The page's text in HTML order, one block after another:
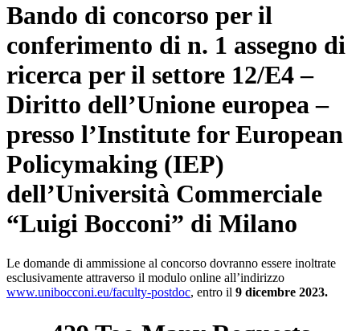
Bando di concorso per il
conferimento di n. 1 assegno di
ricerca per il settore 12/E4 –
Diritto dell’Unione europea –
presso l’Institute for European
Policymaking (IEP)
dell’Università Commerciale
“Luigi Bocconi” di Milano
Le domande di ammissione al concorso dovranno essere inoltrate
esclusivamente attraverso il modulo online all’indirizzo
www.unibocconi.eu/faculty-postdoc, entro il 9 dicembre 2023.